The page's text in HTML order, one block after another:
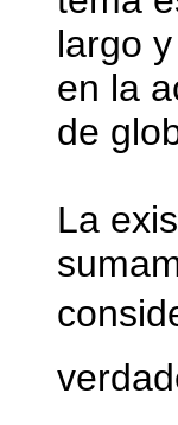
largo
en la
de
La